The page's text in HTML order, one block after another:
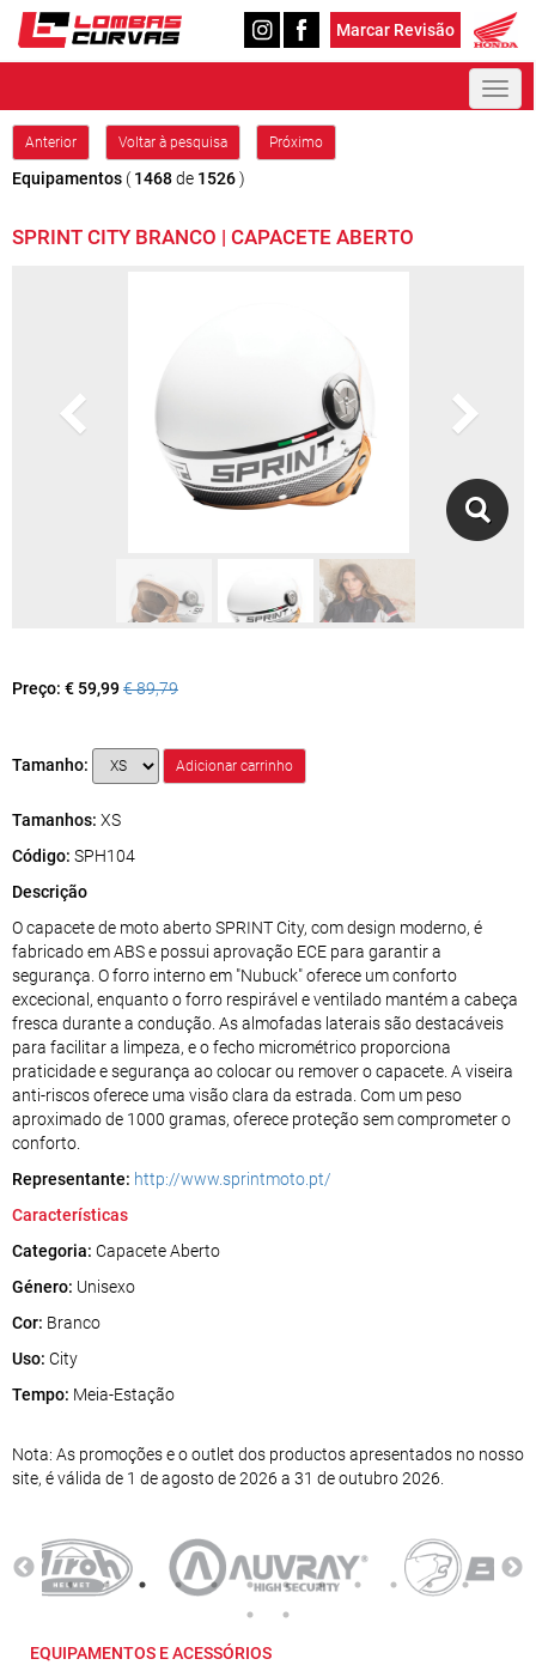
Marcar Revisão
Anterior Voltar à pesquisa Próximo
Equipamentos (1468de 1526)
SPRINT CITY BRANCO | CAPACETE ABERTO
Preço: € 59,99€ 89,79
Tamanho:
Tamanhos: XS
Código: SPH104
Descrição
O capacete de moto aberto SPRINT City, com design moderno, é
fabricado em ABS e possui aprovação ECE para garantir a
segurança. O forro interno em "Nubuck" oferece um conforto
excecional, enquanto o forro respirável e ventilado mantém a cabeça
fresca durante a condução. As almofadas laterais são destacáveis
para facilitar a limpeza, e o fecho micrométrico proporciona
praticidade e segurança ao colocar ou remover o capacete. A viseira
anti-riscos oferece uma visão clara da estrada. Com um peso
aproximado de 1000 gramas, oferece proteção sem comprometer o
conforto.
Representante: http://www.sprintmoto.pt/
Características
Categoria: Capacete Aberto
Género: Unisexo
Cor: Branco
Uso: City
Tempo: Meia-Estação
Nota: As promoções e o outlet dos productos apresentados no nosso
site, é válida de 1 de agosto de 2026 a 31 de outubro 2026.
EQUIPAMENTOS E ACESSÓRIOS